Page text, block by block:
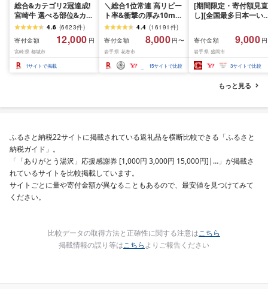
総合&カテゴリ2冠達成!
宮崎牛 選べる部位&カッ
ト (赤身&霜降り)or(赤身
のみ) 500g 1kg 2kg[発
送時期が選べる] 牛肉 焼
肉 すき焼き しゃぶしゃ
ぶ ステーキ ギフト お中
4.6 (6623件)
寄付金額
12,000 円
宮崎県 都城市
1サイトで掲載
＼総合1位常連 高リピー
ト率&衝撃の厚み10mm
厚切り牛タン 塩味/ ≪ス
ピード発送!!10営業日以
内発送≫ 選べる内容量
500g / 1kg 定期便 毎月
届く 牛肉 肉 BBQ ふるさ
と 人気 ランキング 岩手
4.4 (16191 件)
寄付金額
8,000 円〜
岩手県 花巻市
15サイトで比較
[期間限定・寄付額見直
し][全国最多日本一い
1.5kg(150g×10個) い
て牛 × 岩中豚 ハンバー
グ 合挽き 合い挽き 黒
和牛 人気 冷凍 個包装
分け 冷凍 牛肉 豚肉 和
ビーフ ポーク はんば
ぐ 挽肉 お肉 ミンチ 肉
キング 1位 1万円以下
寄付金額 9,000
岩手県 盛岡市
3サイトで比較
もっと見る
ふるさと納税22サイトに掲載されている返礼品を横断比較できる「ふるさと
納税ガイド」。
「「ありがとう湯沢」応援感謝券 [1,000円 3,000円 15,000円]|…」が掲載さ
れているサイトを比較掲載しています。
サイトごとに量や寄付金額が異なることもあるので、最安値を見つけてみて
ください。
比較データの取得方法と正確性に関する注意はこちら
掲載情報の誤り等はこちらよりご報告ください